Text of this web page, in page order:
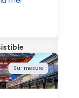
Sur mesure